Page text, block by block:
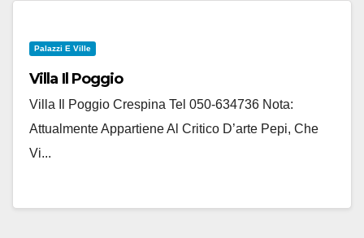
Palazzi E Ville
Villa Il Poggio
Villa Il Poggio Crespina Tel 050-634736 Nota:
Attualmente Appartiene Al Critico D’arte Pepi, Che
Vi...